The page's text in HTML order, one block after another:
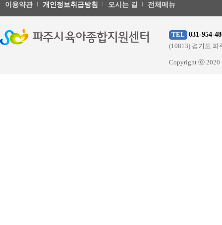
이용약관 개인정보취급방침 오시는 길 전체메뉴
TEL 031-954-
(10813) 경기도 파
Copyright ⓒ 2020